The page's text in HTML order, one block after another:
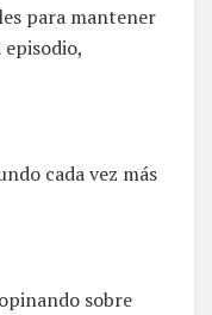
para mantener
cada vez más
sobre